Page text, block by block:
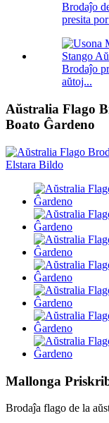
Brodaĵo
presita
Brodaĵo
aŭtoj...
Aŭstralia Flago
Boato Ĝardeno
Mallonga
Brodaĵa flago de la